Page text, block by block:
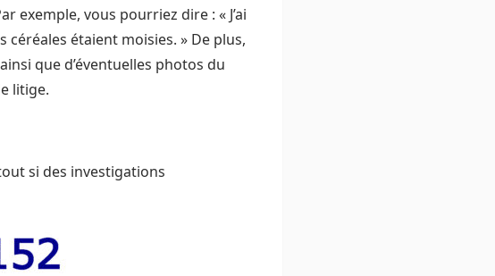
exemple, vous pourriez dire : « J’ai
céréales étaient moisies. » De plus,
que d’éventuelles photos du
litige.
si des investigations